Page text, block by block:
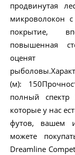
продвинутая
микроволокон с
покрытие,
повышенная
оценят
(м):
полный спектр
которые у нас
футов, вашем
можете
Dreamline